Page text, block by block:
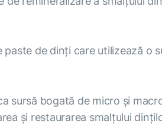
de dinți care utilizează o
sursă bogată de micro și
și restaurarea smalțului